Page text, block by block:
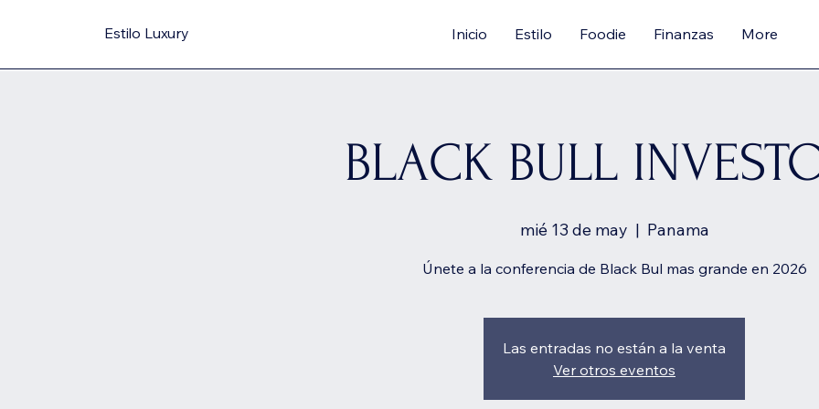
Estilo Luxury Inicio Estilo Foodie Finanzas More
BLACK BULL
mié 13 de may
  |
Panama
Únete a la conferencia de Black Bul mas grande en 2026
Las entradas no están a la venta
Ver otros eventos